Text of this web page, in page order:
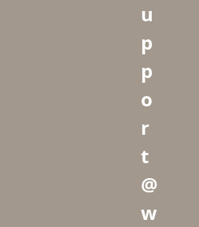
u
p
p
o
r
t
@
w